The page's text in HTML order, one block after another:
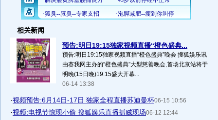
相关新闻
预告:明日19:15独家视频直播“橙色盛典...
预告:明日19:15独家视频直播“橙色盛典”晚会 搜狐娱乐讯
由赛我网主办的“橙色盛典”大型慈善晚会,首场北京站将于
明晚(15日晚)19:15盛大开幕...
06-14 13:38
·视频预告:6月14日-17日 独家全程直播苏迪曼杯06-15 10:56
·视频:电视节惊现小偷 搜狐娱乐直播抓贼现场06-12 12:44